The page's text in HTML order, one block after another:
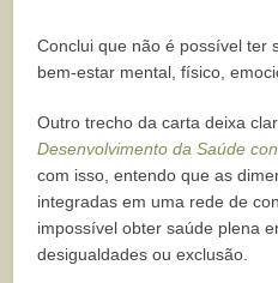
Conclui que não é possível ter
bem-estar mental, físico,
Outro trecho da carta deixa
Desenvolvimento da Saúde
com isso, entendo que as
integradas em uma rede de
impossível obter saúde plena
desigualdades ou exclusão.